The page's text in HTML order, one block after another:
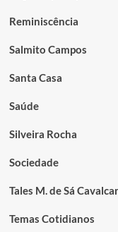
Reminiscência
Salmito Campos
Santa Casa
Saúde
Silveira Rocha
Sociedade
Tales M. de Sá
Temas Cotidianos